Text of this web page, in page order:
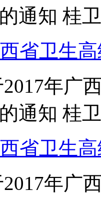
通知 桂
省卫生
年广
通知 桂
省卫生
年广